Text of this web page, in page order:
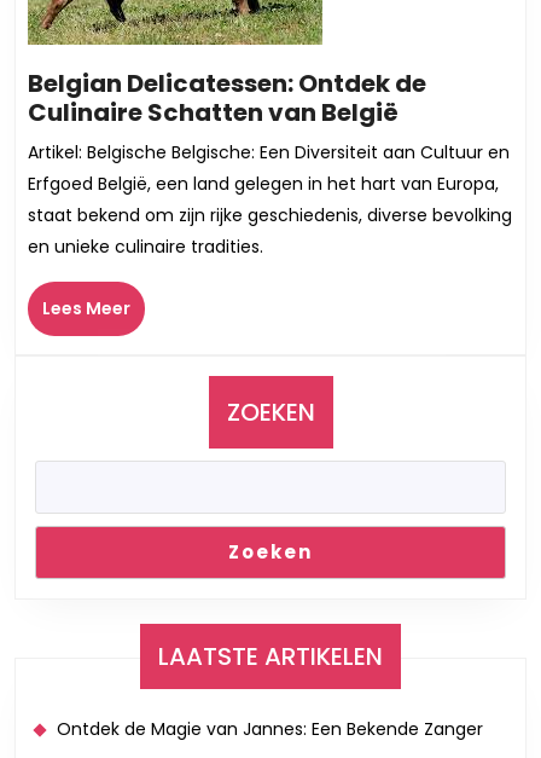
Belgian Delicatessen: Ontdek de
Culinaire Schatten van België
Ontdek
de
Culinaire
Artikel: Belgische Belgische: Een Diversiteit aan Cultuur en
Erfgoed België, een land gelegen in het hart van Europa,
staat bekend om zijn rijke geschiedenis, diverse bevolking
en unieke culinaire tradities.
Lees MeerLees
Meer
ZOEKEN
Zoeken
LAATSTE ARTIKELEN
Ontdek de Magie van Jannes: Een Bekende Zanger